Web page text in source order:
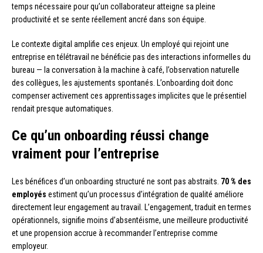
temps nécessaire pour qu’un collaborateur atteigne sa pleine
productivité et se sente réellement ancré dans son équipe.
Le contexte digital amplifie ces enjeux. Un employé qui rejoint une
entreprise en télétravail ne bénéficie pas des interactions informelles du
bureau — la conversation à la machine à café, l’observation naturelle
des collègues, les ajustements spontanés. L’onboarding doit donc
compenser activement ces apprentissages implicites que le présentiel
rendait presque automatiques.
Ce qu’un onboarding réussi change
vraiment pour l’entreprise
Les bénéfices d’un onboarding structuré ne sont pas abstraits. 70 % des
employés estiment qu’un processus d’intégration de qualité améliore
directement leur engagement au travail. L’engagement, traduit en termes
opérationnels, signifie moins d’absentéisme, une meilleure productivité
et une propension accrue à recommander l’entreprise comme
employeur.